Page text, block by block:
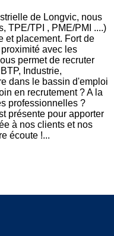
de Longvic, nous
TPE/TPI , PME/PMI ....)
et placement. Fort de
avec les
permet de recruter
Industrie,
dans le bassin d'emploi
en recrutement ? A la
professionnelles ?
présente pour apporter
à nos clients et nos
écoute !...